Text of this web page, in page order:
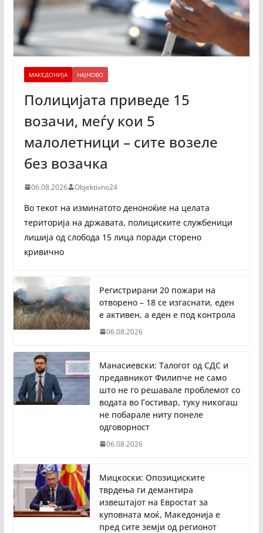
МАКЕДОНИЈА НАЈНОВО
Полицијата приведе 15
возачи, меѓу кои 5
малолетници – сите возеле
без возачка
06.08.2026 Objektivno24
Во текот на изминатото деноноќие на целата
територија на државата, полициските службеници
лишија од слобода 15 лица поради сторено
кривично
Регистрирани 20 пожари на
отворено – 18 се изгаснати, еден
е активен, а еден е под контрола
06.08.2026
Манасиевски: Талогот од СДС и
предавникот Филипче не само
што не го решавале проблемот со
водата во Гостивар, туку никогаш
не побарале ниту понеле
одговорност
06.08.2026
Мицкоски: Опозициските
тврдења ги демантира
извештајот на Евростат за
куповната моќ, Македонија е
пред сите земји од регионот